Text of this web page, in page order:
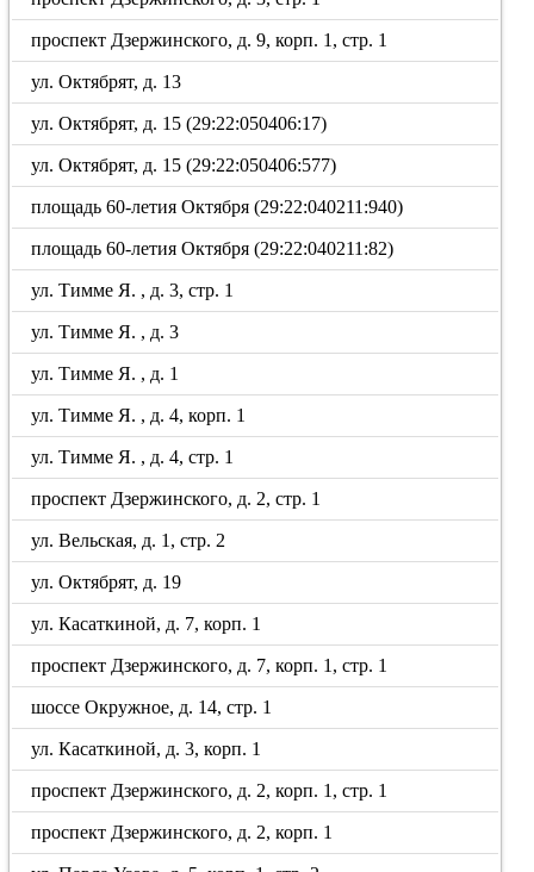
проспект Дзержинского, д. 9, корп. 1, стр. 1
ул. Октябрят, д. 13
ул. Октябрят, д. 15 (29:22:050406:17)
ул. Октябрят, д. 15 (29:22:050406:577)
площадь 60-летия Октября (29:22:040211:940)
площадь 60-летия Октября (29:22:040211:82)
ул. Тимме Я. , д. 3, стр. 1
ул. Тимме Я. , д. 3
ул. Тимме Я. , д. 1
ул. Тимме Я. , д. 4, корп. 1
ул. Тимме Я. , д. 4, стр. 1
проспект Дзержинского, д. 2, стр. 1
ул. Вельская, д. 1, стр. 2
ул. Октябрят, д. 19
ул. Касаткиной, д. 7, корп. 1
проспект Дзержинского, д. 7, корп. 1, стр. 1
шоссе Окружное, д. 14, стр. 1
ул. Касаткиной, д. 3, корп. 1
проспект Дзержинского, д. 2, корп. 1, стр. 1
проспект Дзержинского, д. 2, корп. 1